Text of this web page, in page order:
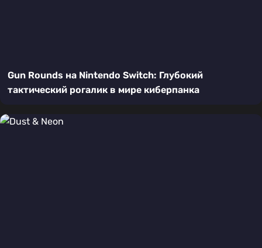
Gun Rounds на Nintendo Switch: Глубокий
тактический рогалик в мире киберпанка